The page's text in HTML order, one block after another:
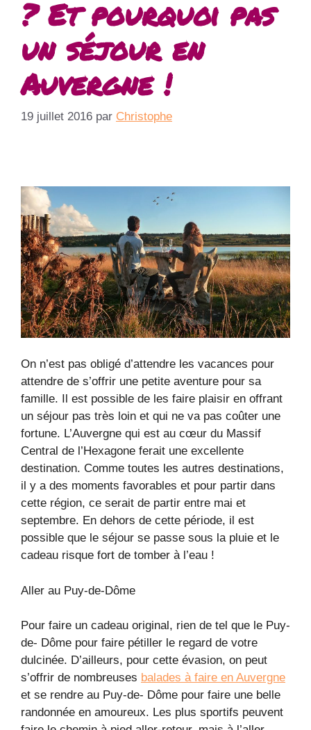
? Et pourquoi pas
un séjour en
Auvergne !
19 juillet 2016 par Christophe
On n’est pas obligé d’attendre les vacances pour
attendre de s’offrir une petite aventure pour sa
famille. Il est possible de les faire plaisir en offrant
un séjour pas très loin et qui ne va pas coûter une
fortune. L’Auvergne qui est au cœur du Massif
Central de l’Hexagone ferait une excellente
destination. Comme toutes les autres destinations,
il y a des moments favorables et pour partir dans
cette région, ce serait de partir entre mai et
septembre. En dehors de cette période, il est
possible que le séjour se passe sous la pluie et le
cadeau risque fort de tomber à l’eau !
Aller au Puy-de-Dôme
Pour faire un cadeau original, rien de tel que le Puy-
de- Dôme pour faire pétiller le regard de votre
dulcinée. D’ailleurs, pour cette évasion, on peut
s’offrir de nombreuses balades à faire en Auvergne
et se rendre au Puy-de- Dôme pour faire une belle
randonnée en amoureux. Les plus sportifs peuvent